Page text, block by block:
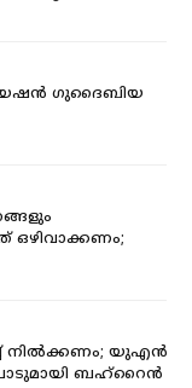
ഗുദൈബിയ
നിൽക്കണം; യുഎൻ
ബഹ്റൈൻ